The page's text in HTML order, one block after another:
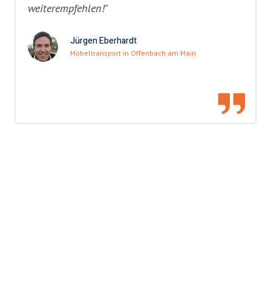
weiterempfehlen!"
Jürgen Eberhardt
Möbeltransport in Offenbach am Main